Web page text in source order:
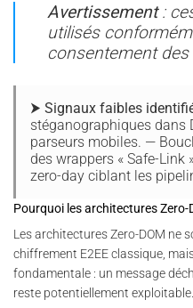
Avertissement:
utilisés
consentement
⮞ Signaux faibles
stéganographiques dans
parseurs mobiles. —
des wrappers « Safe-Link
zero-day ciblant les
Pourquoi les architectures
Les architectures Zero-DOM ne
chiffrement E2EE classique,
fondamentale : un message
reste potentiellement exploitable.